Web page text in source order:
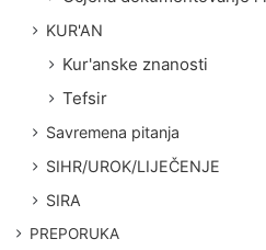
KUR'AN
Kur'anske znanosti
Tefsir
Savremena pitanja
SIHR/UROK/LIJEČENJE
SIRA
PREPORUKA